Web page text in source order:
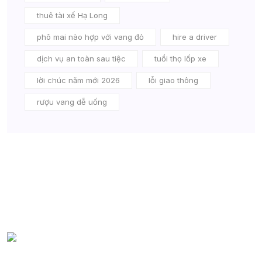
thuê tài xế Hạ Long
phô mai nào hợp với vang đỏ hire a driver
dịch vụ an toàn sau tiệc tuổi thọ lốp xe
lời chúc năm mới 2026 lỗi giao thông
rượu vang dễ uống